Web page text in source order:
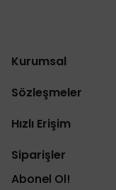
Kurumsal
Sözleşmeler
Hızlı Erişim
Siparişler
Abonel Ol!